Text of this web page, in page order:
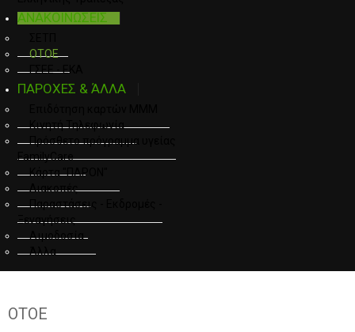
ΑΝΑΚΟΙΝΩΣΕΙΣ
ΟΤΟΕ
ΓΣΕΕ - ΕΚΑ
ΠΑΡΟΧΕΣ & ΆΛΛΑ
Κινητή Τηλεφωνία
Πρόσθετο πρόγραμμα υγείας
FamilyCare
Κάρτα "ΠΑΡΟΝ"
Διακοπές
Παραστάσεις - Εκδρομές -
Ξεναγήσεις
Αιμοδοσία
Άλλα
ΟΤΟΕ